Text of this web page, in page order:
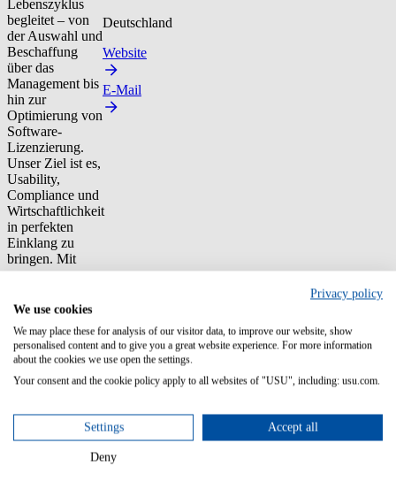
Lebenszyklus
begleitet – von
der Auswahl und
Beschaffung
über das
Management bis
hin zur
Optimierung von
Software-
Lizenzierung.
Unser Ziel ist es,
Usability,
Compliance und
Wirtschaftlichkeit
in perfekten
Einklang zu
bringen. Mit
unserer
Expertise,
einzigartigen
Netzwerk und
Services wie der
und dem
Deutschland
Website
E-Mail
Privacy policy
We use cookies
We may place these for analysis of our visitor data, to improve our website, show
personalised content and to give you a great website experience. For more information
about the cookies we use open the settings.
Your consent and the cookie policy apply to all websites of "USU", including: usu.com.
Settings Accept all
Deny